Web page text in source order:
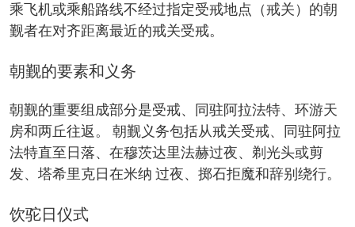
乘飞机或乘船路线不经过指定受戒地点（戒关）的朝
觐者在对齐距离最近的戒关受戒。
朝觐的要素和义务
朝觐的重要组成部分是受戒、同驻阿拉法特、环游天
房和两丘往返。 朝觐义务包括从戒关受戒、同驻阿拉
法特直至日落、在穆茨达里法赫过夜、剃光头或剪
发、塔希里克日在米纳 过夜、掷石拒魔和辞别绕行。
饮驼日仪式